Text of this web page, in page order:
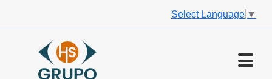
Select Language ▼